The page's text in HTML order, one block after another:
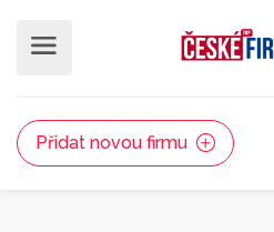
Přidat novou firmu